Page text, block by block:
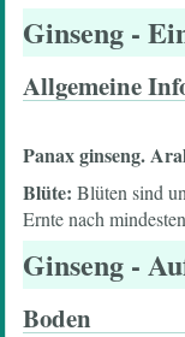
Ginseng -
Allgemeine
Panax ginseng.
Blüte: Blüten sind
Ernte nach
Ginseng -
Boden